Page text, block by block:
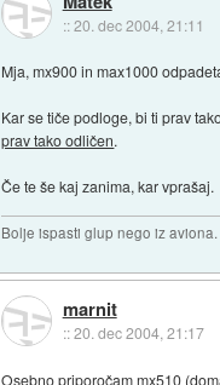
::20. dec 2004, 21:11
Mja, mx900 in max1000
Kar se tiče podloge, bi ti prav
prav tako odličen.
Če te še kaj zanima, kar vprašaj.
Bolje ispasti glup nego iz aviona.
marnit
::20. dec 2004, 21:17
Osebno priporočam mx510